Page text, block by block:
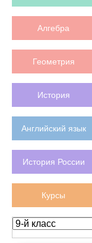
Алгебра
Геометрия
История
Английский язык
История России
Курсы